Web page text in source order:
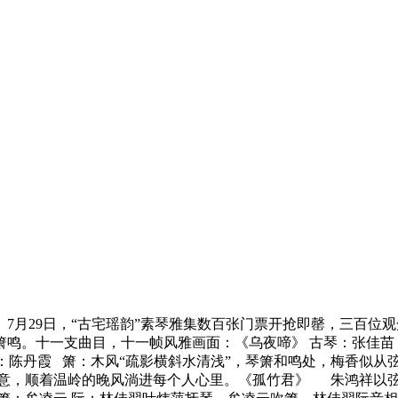
月29日，“古宅瑶韵”素琴雅集数百张门票开抢即罄，三百位
。十一支曲目，十一帧风雅画面：《乌夜啼》 古琴：张佳
陈丹霞 箫：木风“疏影横斜水清浅”，琴箫和鸣处，梅香似
，顺着温岭的晚风淌进每个人心里。《孤竹君》 朱鸿祥以